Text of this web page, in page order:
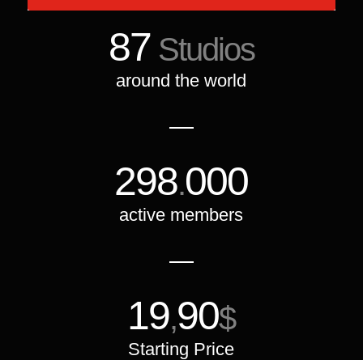
87 Studios
around the world
298.000
active members
19,90$
Starting Price